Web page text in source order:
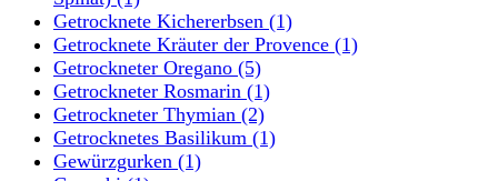
Getrocknete Kichererbsen (1)
Getrocknete Kräuter der Provence (1)
Getrockneter Oregano (5)
Getrockneter Rosmarin (1)
Getrockneter Thymian (2)
Getrocknetes Basilikum (1)
Gewürzgurken (1)